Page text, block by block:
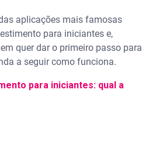
bolso #4: o que é a TAXA
seu bolso? - Serasa Ensina
Selic: o que rende mais?
aplicações mais famosas
para iniciantes e,
quer dar o primeiro passo para
a seguir como funciona.
para iniciantes: qual a